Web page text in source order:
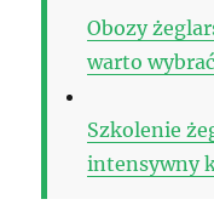
Obozy
warto
Szkolenie
intensywny